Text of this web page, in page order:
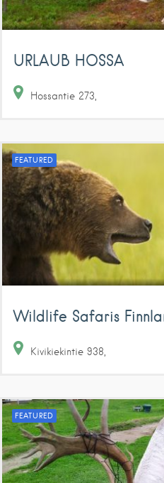
URLAUB HOSSA
Hossantie 273
FEATURED
Wildlife Safaris
Kivikiekintie 938
FEATURED